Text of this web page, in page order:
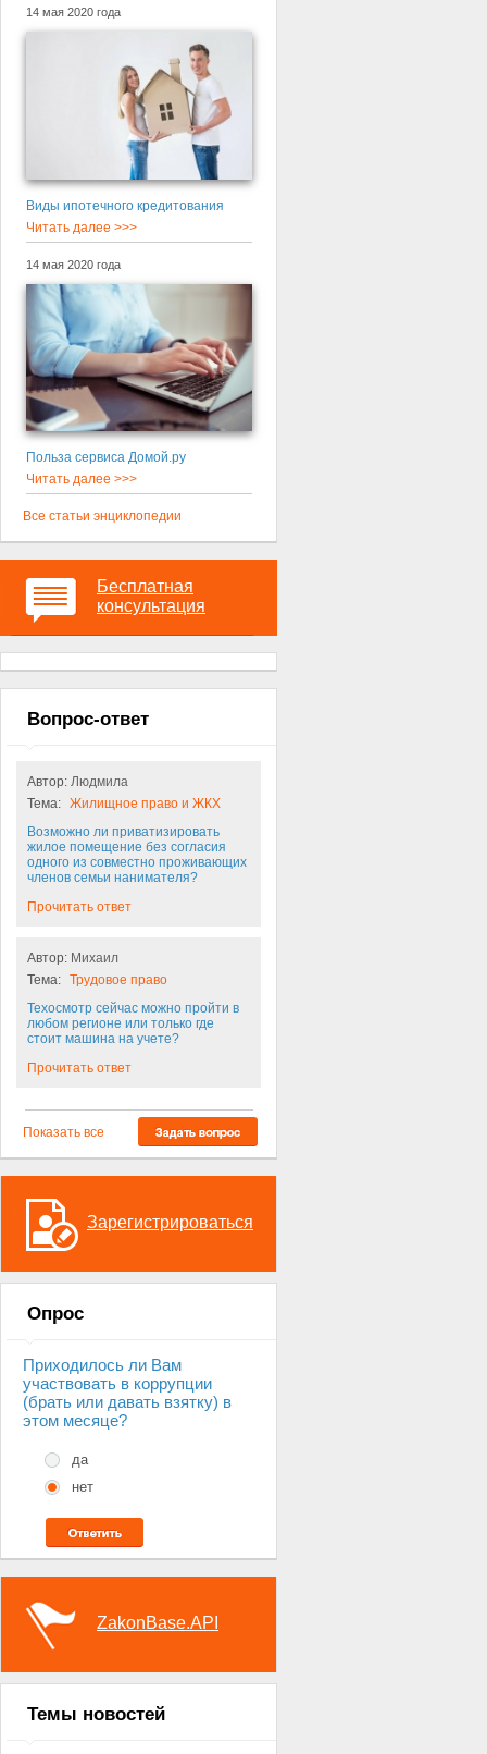
14 мая 2020 года
Виды ипотечного кредитования
Читать далее >>>
14 мая 2020 года
Польза сервиса Домой.ру
Читать далее >>>
Все статьи энциклопедии
Бесплатная
консультация
Вопрос-ответ
Автор: Людмила
Тема: Жилищное право и ЖКХ
Возможно ли приватизировать
жилое помещение без согласия
одного из совместно проживающих
членов семьи нанимателя?
Прочитать ответ
Автор: Михаил
Тема: Трудовое право
Техосмотр сейчас можно пройти в
любом регионе или только где
стоит машина на учете?
Прочитать ответ
Показать все
Зарегистрироваться
Опрос
Приходилось ли Вам
участвовать в коррупции
(брать или давать взятку) в
этом месяце?
да
нет
ZakonBase.API
Темы новостей